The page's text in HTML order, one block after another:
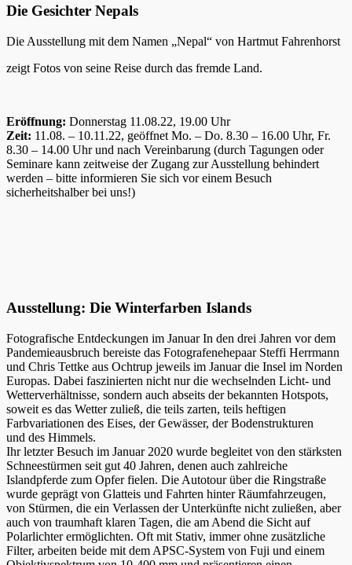
Die Gesichter Nepals
Die Ausstellung mit dem Namen „Nepal“ von Hartmut Fahrenhorst
zeigt Fotos von seine Reise durch das fremde Land.
Eröffnung: Donnerstag 11.08.22, 19.00 Uhr
Zeit: 11.08. – 10.11.22, geöffnet Mo. – Do. 8.30 – 16.00 Uhr, Fr.
8.30 – 14.00 Uhr und nach Vereinbarung (durch Tagungen oder
Seminare kann zeitweise der Zugang zur Ausstellung behindert
werden – bitte informieren Sie sich vor einem Besuch
sicherheitshalber bei uns!)
Ausstellung: Die Winterfarben Islands
Fotografische Entdeckungen im Januar In den drei Jahren vor dem
Pandemieausbruch bereiste das Fotografenehepaar Steffi Herrmann
und Chris Tettke aus Ochtrup jeweils im Januar die Insel im Norden
Europas. Dabei faszinierten nicht nur die wechselnden Licht- und
Wetterverhältnisse, sondern auch abseits der bekannten Hotspots,
soweit es das Wetter zuließ, die teils zarten, teils heftigen
Farbvariationen des Eises, der Gewässer, der Bodenstrukturen
und des Himmels.
Ihr letzter Besuch im Januar 2020 wurde begleitet von den stärksten
Schneestürmen seit gut 40 Jahren, denen auch zahlreiche
Islandpferde zum Opfer fielen. Die Autotour über die Ringstraße
wurde geprägt von Glatteis und Fahrten hinter Räumfahrzeugen,
von Stürmen, die ein Verlassen der Unterkünfte nicht zuließen, aber
auch von traumhaft klaren Tagen, die am Abend die Sicht auf
Polarlichter ermöglichten. Oft mit Stativ, immer ohne zusätzliche
Filter, arbeiten beide mit dem APSC-System von Fuji und einem